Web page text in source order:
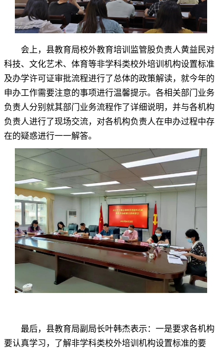
会上 ， 县教育局校外教育培训监管股负责人黄益民对
科技、文化艺术、体育等非学科类校外培训机构设置标准
及办学许可证审批流程进行了总体的政策解读，就今年的
申办工作需要注意的事项进行温馨提示。 各相关部门业务
负责人分别就其部门业务流程作了详细说明，并与各机构
负责人进行了现场交流， 对各机构负责人在申办过程中存
在的疑惑进行一一解答。
最后， 县教育局副局长叶韩杰表示：一是要求各机构
要认真学习，了解非学科类校外培训机构设置标准的要